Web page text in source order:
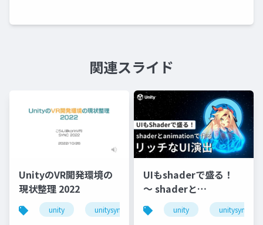
関連スライド
UnityのVR開発環境の
現状整理 2022
unity unitysync
UIもshaderで盛る！
〜 shaderと
animationで作るリッ
チなUI演出
unity unitysync